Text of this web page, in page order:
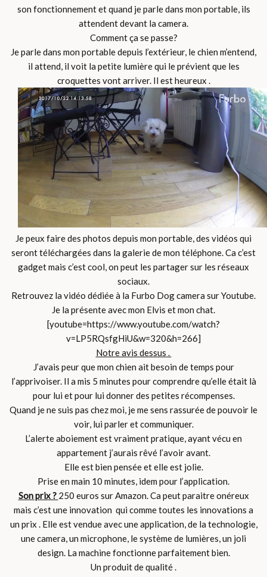
son fonctionnement et quand je parle dans mon portable, ils
attendent devant la camera.
Comment ça se passe?
Je parle dans mon portable depuis l’extérieur, le chien m’entend,
il attend, il voit la petite lumière qui le prévient que les
croquettes vont arriver. Il est heureux .
Je peux faire des photos depuis mon portable, des vidéos qui
seront téléchargées dans la galerie de mon téléphone. Ca c’est
gadget mais c’est cool, on peut les partager sur les réseaux
sociaux.
Retrouvez la vidéo dédiée à la Furbo Dog camera sur Youtube.
Je la présente avec mon Elvis et mon chat.
[youtube=https://www.youtube.com/watch?
v=LP5RQsfgHiU&w=320&h=266]
Notre avis dessus .
J’avais peur que mon chien ait besoin de temps pour
l’apprivoiser. Il a mis 5 minutes pour comprendre qu’elle était là
pour lui et pour lui donner des petites récompenses.
Quand je ne suis pas chez moi, je me sens rassurée de pouvoir le
voir, lui parler et communiquer.
L’alerte aboiement est vraiment pratique, ayant vécu en
appartement j’aurais rêvé l’avoir avant.
Elle est bien pensée et elle est jolie.
Prise en main 10 minutes, idem pour l’application.
Son prix ? 250 euros sur Amazon. Ca peut paraitre onéreux
mais c’est une innovation qui comme toutes les innovations a
un prix . Elle est vendue avec une application, de la technologie,
une camera, un microphone, le système de lumières, un joli
design. La machine fonctionne parfaitement bien.
Un produit de qualité .